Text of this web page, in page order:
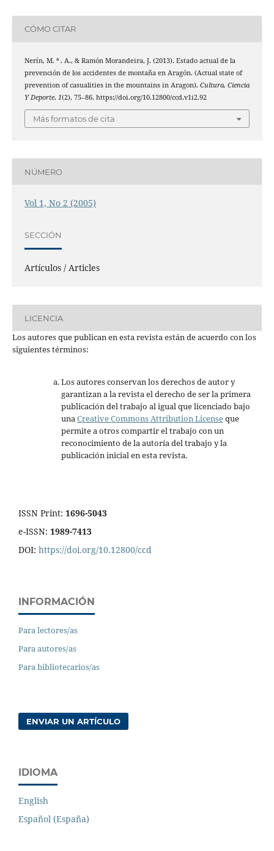
CÓMO CITAR
Nerín, M. ª . A., & Ramón Morandeira, J. (2013). Estado actual de la
prevención de los accidentes de montaña en Aragón. (Actual state of
prevention of casualities in the mountains in Aragon). Cultura, Ciencia
Y Deporte, 1(2), 75–86. https://doi.org/10.12800/ccd.v1i2.92
Más formatos de cita
NÚMERO
Vol 1, No 2 (2005)
SECCIÓN
Artículos / Articles
LICENCIA
Los autores que publican en esta revista están de acuerdo con los
siguientes términos:
Los autores conservan los derechos de autor y
garantizan a la revista el derecho de ser la primera
publicación del trabajo al igual que licenciado bajo
unaCreative Commons Attribution Licenseque
permite a otros compartir el trabajo con un
reconocimiento de la autoría del trabajo y la
publicación inicial en esta revista.
ISSN Print: 1696-5043
e-ISSN: 1989-7413
DOI: https://doi.org/10.12800/ccd
INFORMACIÓN
Para lectores/as
Para autores/as
Para bibliotecarios/as
ENVIAR UN ARTÍCULO
IDIOMA
English
Español (España)